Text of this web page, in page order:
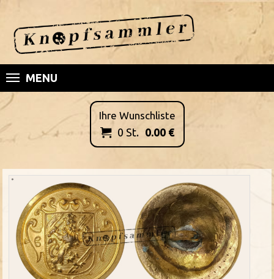
MENU
Ihre Wunschliste
 0 St. 0.00€